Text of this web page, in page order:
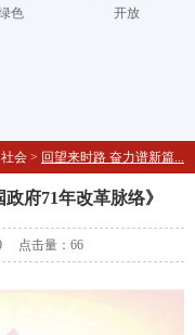
色 开放
社会 > 回望来时路 奋力谱新篇...
府71年改革脉络》
点击量： 66